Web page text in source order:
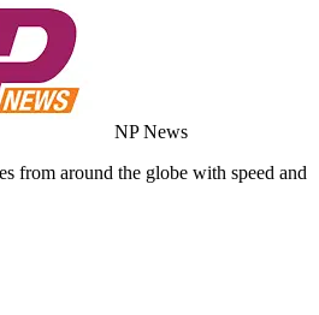
NP News
from around the globe with speed and